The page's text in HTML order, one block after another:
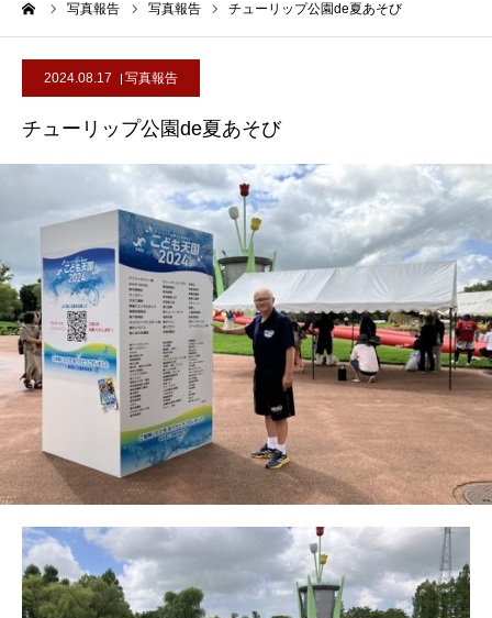
写真報告 写真報告 チューリップ公園de夏あそび
2024.08.17 写真報告
チューリップ公園de夏あそび